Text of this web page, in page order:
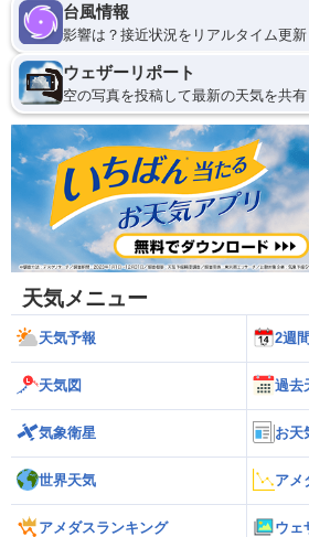
台風情報
影響は？接近状況をリアルタイム更新
ウェザーリポート
空の写真を投稿して最新の天気を共有
天気メニュー
天気予報 2週
天気図 過去
気象衛星 お天
世界天気 アメ
アメダスランキング ウェ